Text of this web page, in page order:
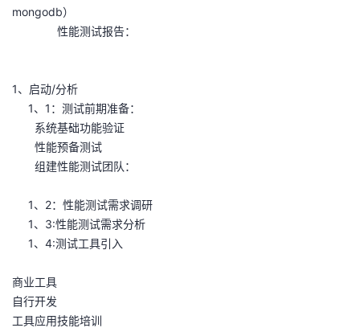
mongodb）
性能测试报告：
1、启动/分析
1、1：测试前期准备：
系统基础功能验证
性能预备测试
组建性能测试团队：
1、2：性能测试需求调研
1、3:性能测试需求分析
1、4:测试工具引入
商业工具
自行开发
工具应用技能培训